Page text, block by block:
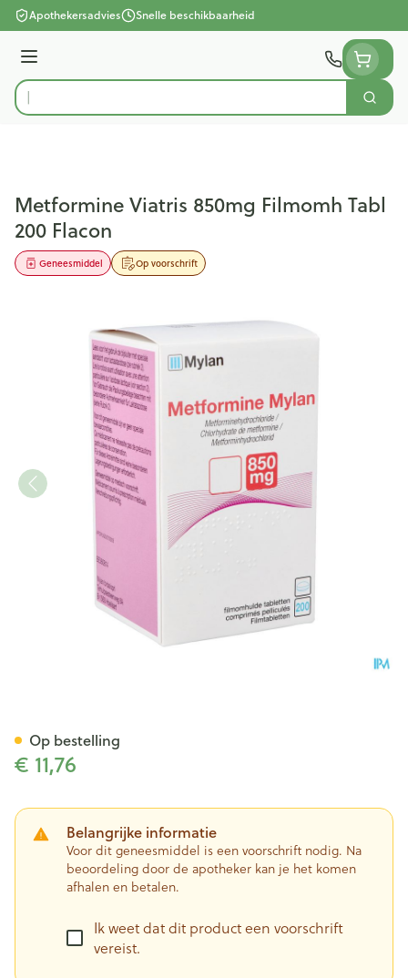
Ga naar de inhoud
Apothekersadvies Snelle beschikbaarheid
Menu
Product, merk, categorie...
Zoek
Metformine Viatris 850mg Filmomh Tabl
200 Flacon
Op voorschrift
Geneesmiddel
€ 11,76
Belangrijke informatie
Voor dit geneesmiddel is een voorschrift nodig. Na
beoordeling door de apotheker kan je het komen
afhalen en betalen.
Ik weet dat dit product een voorschrift
vereist.
Op bestelling